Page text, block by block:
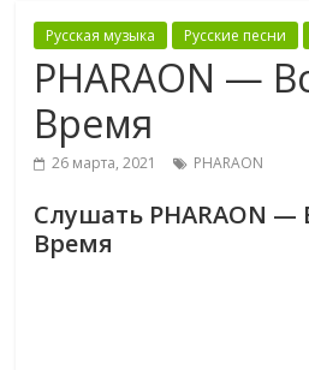
Русская музыка Русские песни
PHARAON —
Время
26 марта, 2021 PHARAON
Слушать PHARAON —
Время